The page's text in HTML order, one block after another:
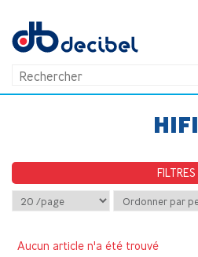
HIFI
FILTRES
Aucun article n'a été trouvé